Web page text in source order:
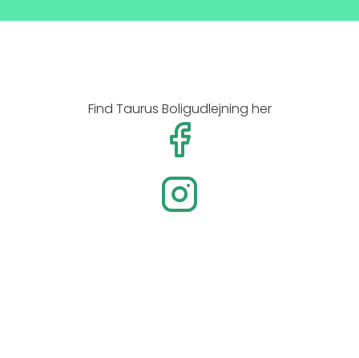
Find Taurus Boligudlejning her